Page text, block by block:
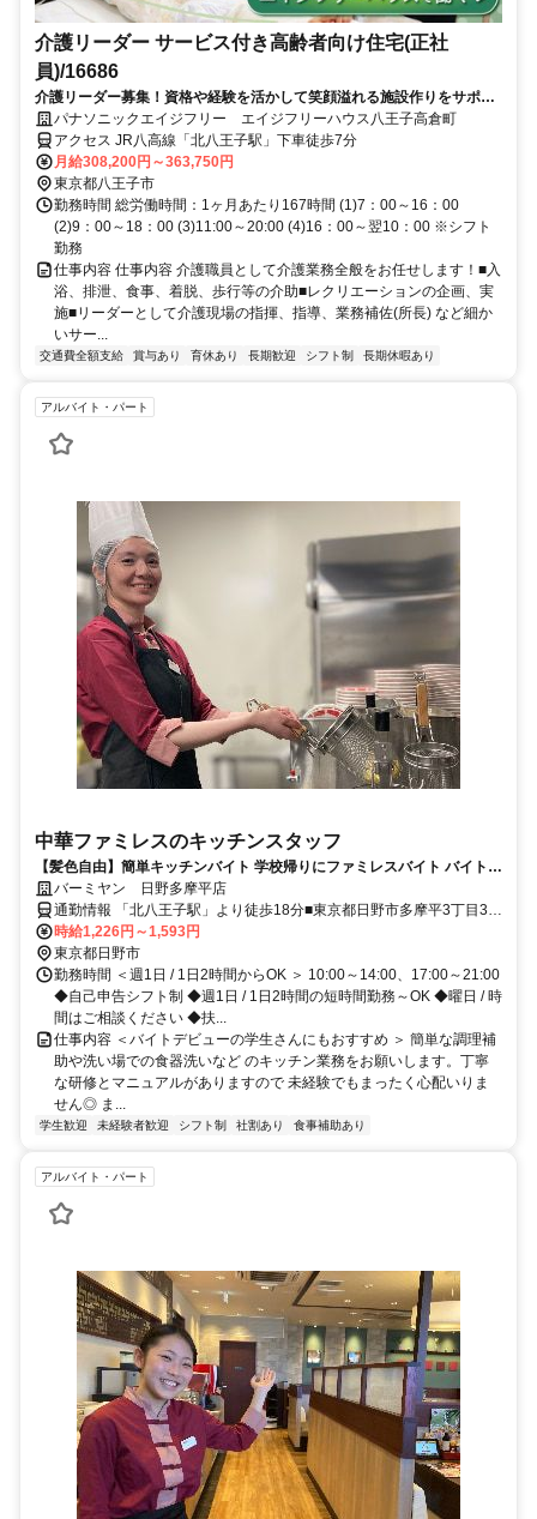
介護リーダー サービス付き高齢者向け住宅(正社
員)/16686
介護リーダー募集！資格や経験を活かして笑顔溢れる施設作りをサポー
トください！研修制度も充実！キャリアアップを応援します。
パナソニックエイジフリー エイジフリーハウス八王子高倉町
アクセス JR八高線「北八王子駅」下車徒歩7分
月給308,200円～363,750円
東京都八王子市
勤務時間 総労働時間：1ヶ月あたり167時間 (1)7：00～16：00
(2)9：00～18：00 (3)11:00～20:00 (4)16：00～翌10：00 ※シフト
勤務
仕事内容 仕事内容 介護職員として介護業務全般をお任せします！■入
浴、排泄、食事、着脱、歩行等の介助■レクリエーションの企画、実
施■リーダーとして介護現場の指揮、指導、業務補佐(所長) など細か
いサー...
交通費全額支給 賞与あり 育休あり 長期歓迎 シフト制 長期休暇あり
アルバイト・パート
中華ファミレスのキッチンスタッフ
【髪色自由】簡単キッチンバイト 学校帰りにファミレスバイト バイト経
験がない方も大歓迎 曜日や時間の希望も相談OK!! テスト時期などもも
ちろん考慮します!!
バーミヤン 日野多摩平店
通勤情報 「北八王子駅」より徒歩18分■東京都日野市多摩平3丁目30-
4
時給1,226円～1,593円
東京都日野市
勤務時間 ＜週1日 / 1日2時間からOK ＞ 10:00～14:00、17:00～21:00
◆自己申告シフト制 ◆週1日 / 1日2時間の短時間勤務～OK ◆曜日 / 時
間はご相談ください ◆扶...
仕事内容 ＜バイトデビューの学生さんにもおすすめ ＞ 簡単な調理補
助や洗い場での食器洗いなど のキッチン業務をお願いします。丁寧
な研修とマニュアルがありますので 未経験でもまったく心配いりま
せん◎ ま...
学生歓迎 未経験者歓迎 シフト制 社割あり 食事補助あり
アルバイト・パート